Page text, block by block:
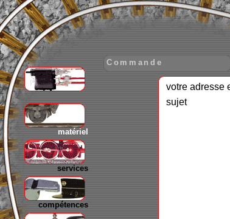
matériel
services
compétences
Commande
votre adresse
sujet